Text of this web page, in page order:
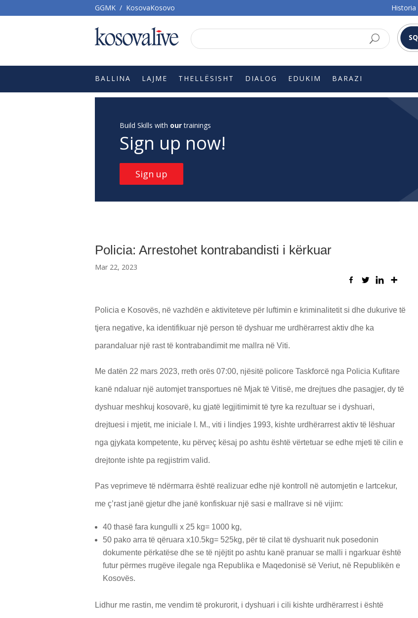
GGMK / KosovaKosovo Historia
SQ
BALLINA LAJME THELLËSISHT DIALOG EDUKIM BARAZI
Build Skills with ourtrainings
Sign up now!
Sign up
Policia: Arrestohet kontrabandisti i kërkuar
Mar 22, 2023
Policia e Kosovës, në vazhdën e aktiviteteve për luftimin e kriminalitetit si dhe dukurive të
tjera negative, ka identifikuar një person të dyshuar me urdhërarrest aktiv dhe ka
parandaluar një rast të kontrabandimit me mallra në Viti.
Me datën 22 mars 2023, rreth orës 07:00, njësitë policore Taskforcë nga Policia Kufitare
kanë ndaluar një automjet transportues në Mjak të Vitisë, me drejtues dhe pasagjer, dy të
dyshuar meshkuj kosovarë, ku gjatë legjitimimit të tyre ka rezultuar se i dyshuari,
drejtuesi i mjetit, me iniciale I. M., viti i lindjes 1993, kishte urdhërarrest aktiv të lëshuar
nga gjykata kompetente, ku përveç kësaj po ashtu është vërtetuar se edhe mjeti të cilin e
drejtonte ishte pa regjistrim valid.
Pas veprimeve të ndërmarra është realizuar edhe një kontroll në automjetin e lartcekur,
me ç’rast janë gjetur dhe janë konfiskuar një sasi e mallrave si në vijim:
40 thasë fara kungulli x 25 kg= 1000 kg,
50 pako arra të qëruara x10.5kg= 525kg, për të cilat të dyshuarit nuk posedonin
dokumente përkatëse dhe se të njëjtit po ashtu kanë pranuar se malli i ngarkuar është
futur përmes rrugëve ilegale nga Republika e Maqedonisë së Veriut, në Republikën e
Kosovës.
Lidhur me rastin, me vendim të prokurorit, i dyshuari i cili kishte urdhërarrest i është